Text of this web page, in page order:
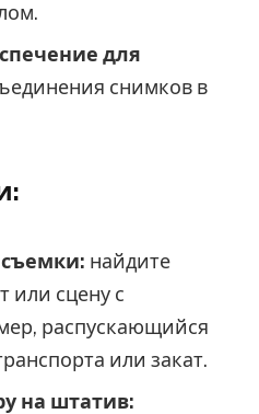
для
снимков в
найдите
или сцену с
распускающийся
или закат.
на штатив: